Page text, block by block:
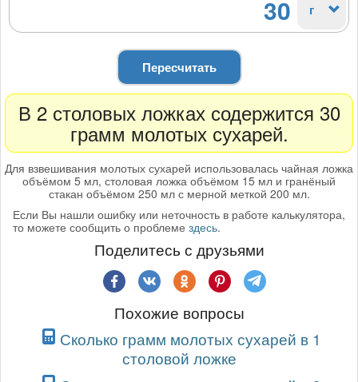
30 г
Пересчитать
В 2 столовых ложках содержится 30
грамм молотых сухарей.
Для взвешивания молотых сухарей использовалась чайная ложка
объёмом 5 мл, столовая ложка объёмом 15 мл и гранёный
стакан объёмом 250 мл с мерной меткой 200 мл.
Если Вы нашли ошибку или неточность в работе калькулятора,
то можете сообщить о проблеме здесь.
Поделитесь с друзьями
Похожие вопросы
Сколько грамм молотых сухарей в 1
столовой ложке